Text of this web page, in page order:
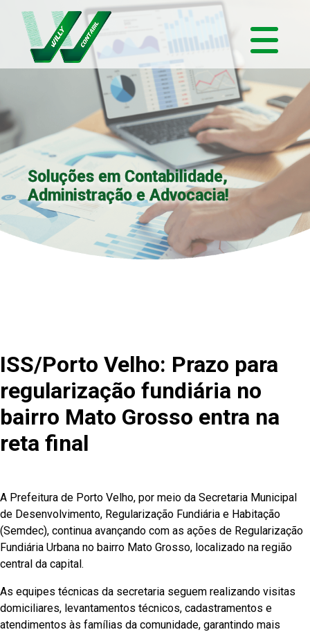
Soluções em Contabilidade,
Administração e Advocacia!
ISS/Porto Velho: Prazo para
regularização fundiária no
bairro Mato Grosso entra na
reta final
A Prefeitura de Porto Velho, por meio da Secretaria Municipal
de Desenvolvimento, Regularização Fundiária e Habitação
(Semdec), continua avançando com as ações de Regularização
Fundiária Urbana no bairro Mato Grosso, localizado na região
central da capital.
As equipes técnicas da secretaria seguem realizando visitas
domiciliares, levantamentos técnicos, cadastramentos e
atendimentos às famílias da comunidade, garantindo mais